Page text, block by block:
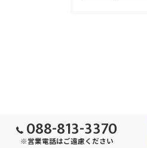
088-813-3370
※営業電話はご遠慮ください